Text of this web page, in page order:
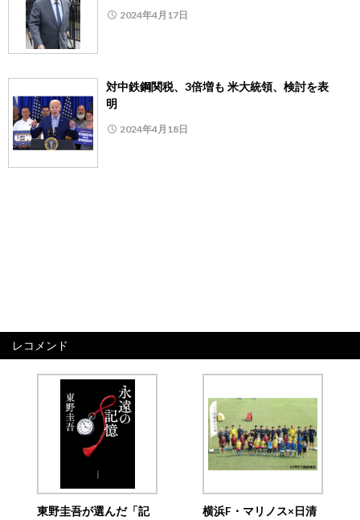
2024年4月17日
対中鉄鋼関税、3倍増も 米大統領、検討を表
明
2024年4月18日
レコメンド
東野圭吾が選んだ「記
横浜F・マリノス×日清